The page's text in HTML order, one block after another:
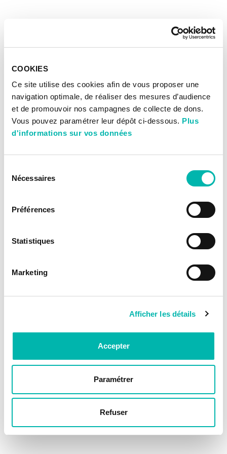
COOKIES
Ce site utilise des cookies afin de vous proposer une
navigation optimale, de réaliser des mesures d’audience
et de promouvoir nos campagnes de collecte de dons.
Vous pouvez paramétrer leur dépôt ci-dessous. Plus
d'informations sur vos données
Nécessaires
Préférences
Statistiques
Marketing
Afficher les détails
Accepter
Paramétrer
Refuser